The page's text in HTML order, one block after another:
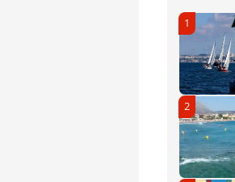
Les 2
Couleur
Voyant Deux
Feu
(s'il
1
2